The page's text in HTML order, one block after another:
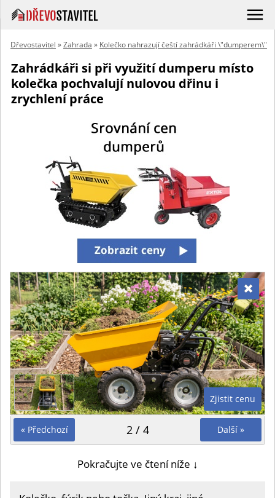
Dřevostavitel »Zahrada » Kolečko nahrazují čeští zahrádkáři \"dumperem\"
Zahrádkáři si při využití dumperu místo
kolečka pochvalují nulovou dřinu i
zrychlení práce
Zjistit cenu
« Předchozí Další »
2 / 4
Pokračujte ve čtení níže ↓